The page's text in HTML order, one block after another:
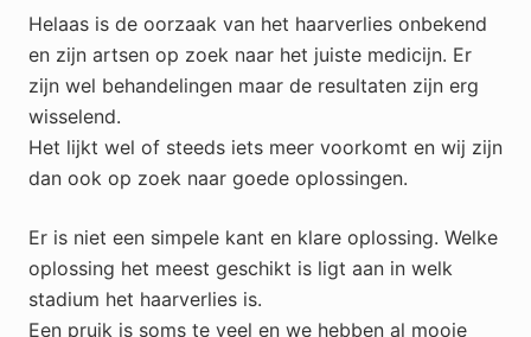
Helaas is de oorzaak van het haarverlies onbekend
en zijn artsen op zoek naar het juiste medicijn. Er
zijn wel behandelingen maar de resultaten zijn erg
wisselend.
Het lijkt wel of steeds iets meer voorkomt en wij zijn
dan ook op zoek naar goede oplossingen.
Er is niet een simpele kant en klare oplossing. Welke
oplossing het meest geschikt is ligt aan in welk
stadium het haarverlies is.
Een pruik is soms te veel en we hebben al mooie